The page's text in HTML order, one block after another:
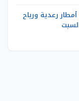
رعدية ورياح